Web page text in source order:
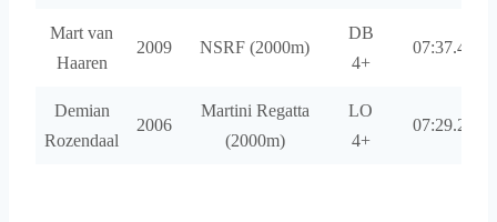
Mart van
Haaren
2009 NSRF (2000m)
DB
4+
07:37.44
Demian
Rozendaal
2006
Martini Regatta
(2000m)
LO
4+
07:29.28